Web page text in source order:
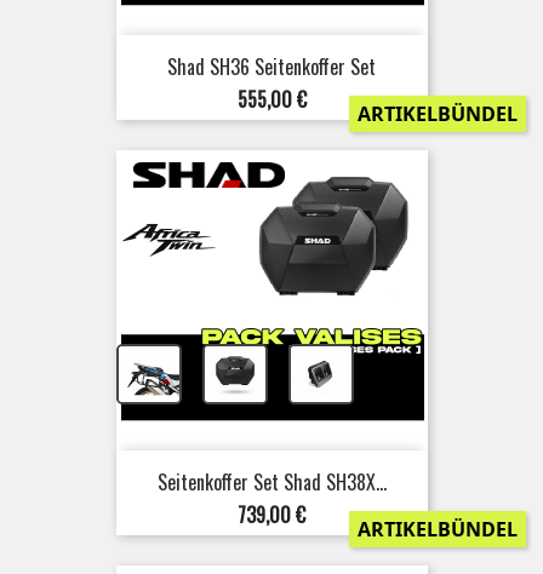
Shad SH36 Seitenkoffer Set
Preis
555,00 € ARTIKELBÜNDEL
Seitenkoffer Set Shad SH38X...
Preis
739,00 € ARTIKELBÜNDEL